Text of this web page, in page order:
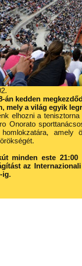
án kedden
mely a világ egyik
elhozni a
Onorato
homlokzatára,
minden este
az